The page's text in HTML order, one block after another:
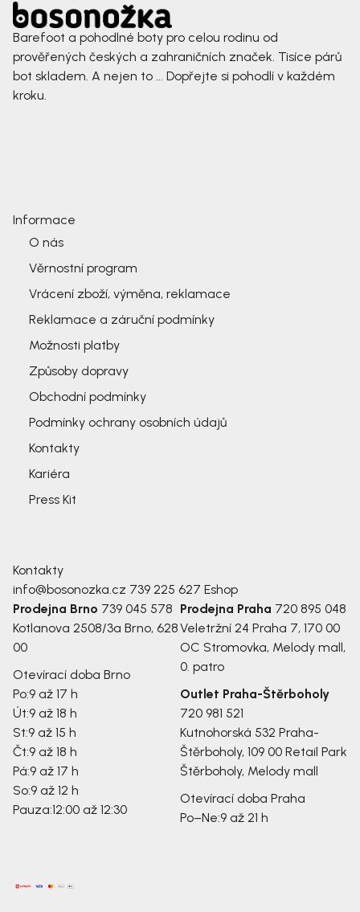
Barefoot a pohodlné boty pro celou rodinu od
prověřených českých a zahraničních značek. Tisíce párů
bot skladem. A nejen to ... Dopřejte si pohodlí v každém
kroku.
Informace
O nás
Věrnostní program
Vrácení zboží, výměna, reklamace
Reklamace a záruční podmínky
Možnosti platby
Způsoby dopravy
Obchodní podmínky
Podmínky ochrany osobních údajů
Kontakty
Kariéra
Press Kit
Kontakty
info@bosonozka.cz 739 225 627 Eshop
Prodejna Brno 739 045 578
Kotlanova 2508/3a Brno, 628
00
Otevírací doba Brno
Po:9 až 17 h
Út:9 až 18 h
St:9 až 15 h
Čt:9 až 18 h
Pá:9 až 17 h
So:9 až 12 h
Pauza:12:00 až 12:30
Prodejna Praha 720 895 048
Veletržní 24 Praha 7, 170 00
OC Stromovka, Melody mall,
0. patro
Outlet Praha-Štěrboholy
720 981 521
Kutnohorská 532 Praha-
Štěrboholy, 109 00 Retail Park
Štěrboholy, Melody mall
Otevírací doba Praha
Po–Ne:9 až 21 h